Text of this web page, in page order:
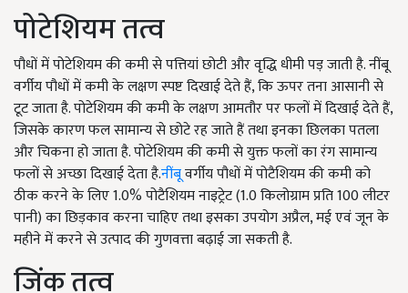
पोटेशियम तत्व
पौधों में पोटेशियम की कमी से पत्तियां छोटी और वृद्धि धीमी पड़ जाती है. नींबू
वर्गीय पौधों में कमी के लक्षण स्पष्ट दिखाई देते हैं, कि ऊपर तना आसानी से
टूट जाता है. पोटेशियम की कमी के लक्षण आमतौर पर फलों में दिखाई देते हैं,
जिसके कारण फल सामान्य से छोटे रह जाते हैं तथा इनका छिलका पतला
और चिकना हो जाता है. पोटेशियम की कमी से युक्त फलों का रंग सामान्य
फलों से अच्छा दिखाई देता है.नींबूवर्गीय पौधों में पोटैशियम की कमी को
ठीक करने के लिए 1.0% पोटैशियम नाइट्रेट (1.0 किलोग्राम प्रति 100 लीटर
पानी) का छिड़काव करना चाहिए तथा इसका उपयोग अप्रैल, मई एवं जून के
महीने में करने से उत्पाद की गुणवत्ता बढ़ाई जा सकती है.
जिंक तत्व